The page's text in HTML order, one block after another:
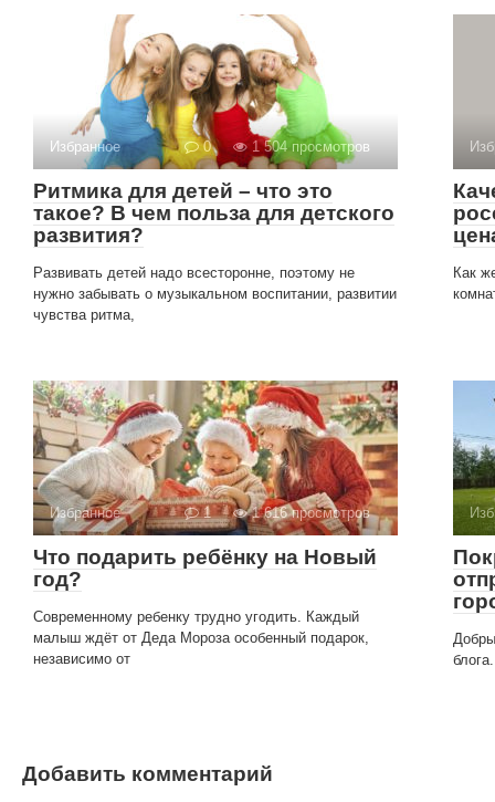
Избранное 0 1 504 просмотров
Ритмика для детей – что это
такое? В чем польза для детского
развития?
Развивать детей надо всесторонне, поэтому не
нужно забывать о музыкальном воспитании, развитии
чувства ритма,
Как
Избранное 1 1 616 просмотров
Что подарить ребёнку на Новый
год?
Современному ребенку трудно угодить. Каждый
малыш ждёт от Деда Мороза особенный подарок,
независимо от
Добавить комментарий